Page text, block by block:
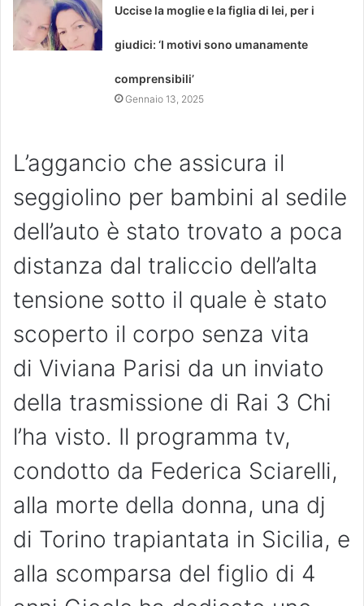
Uccise la moglie e la figlia di lei, per i
giudici: ‘I motivi sono umanamente
comprensibili’
Gennaio 13, 2025
L’aggancio che assicura il
seggiolino per bambini al sedile
dell’auto è stato trovato a poca
distanza dal traliccio dell’alta
tensione sotto il quale è stato
scoperto il corpo senza vita
di Viviana Parisi da un inviato
della trasmissione di Rai 3 Chi
l’ha visto. Il programma tv,
condotto da Federica Sciarelli,
alla morte della donna, una dj
di Torino trapiantata in Sicilia, e
alla scomparsa del figlio di 4